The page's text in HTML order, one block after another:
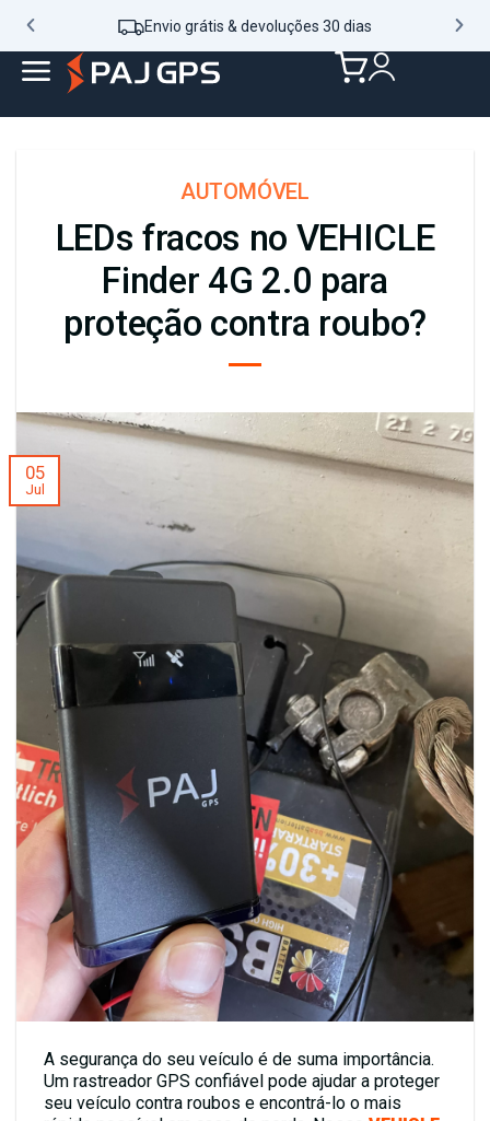
Envio grátis & devoluções 30 dias
AUTOMÓVEL
LEDs fracos no VEHICLE
Finder 4G 2.0 para
proteção contra roubo?
05
Jul
A segurança do seu veículo é de suma importância.
Um rastreador GPS confiável pode ajudar a proteger
seu veículo contra roubos e encontrá-lo o mais